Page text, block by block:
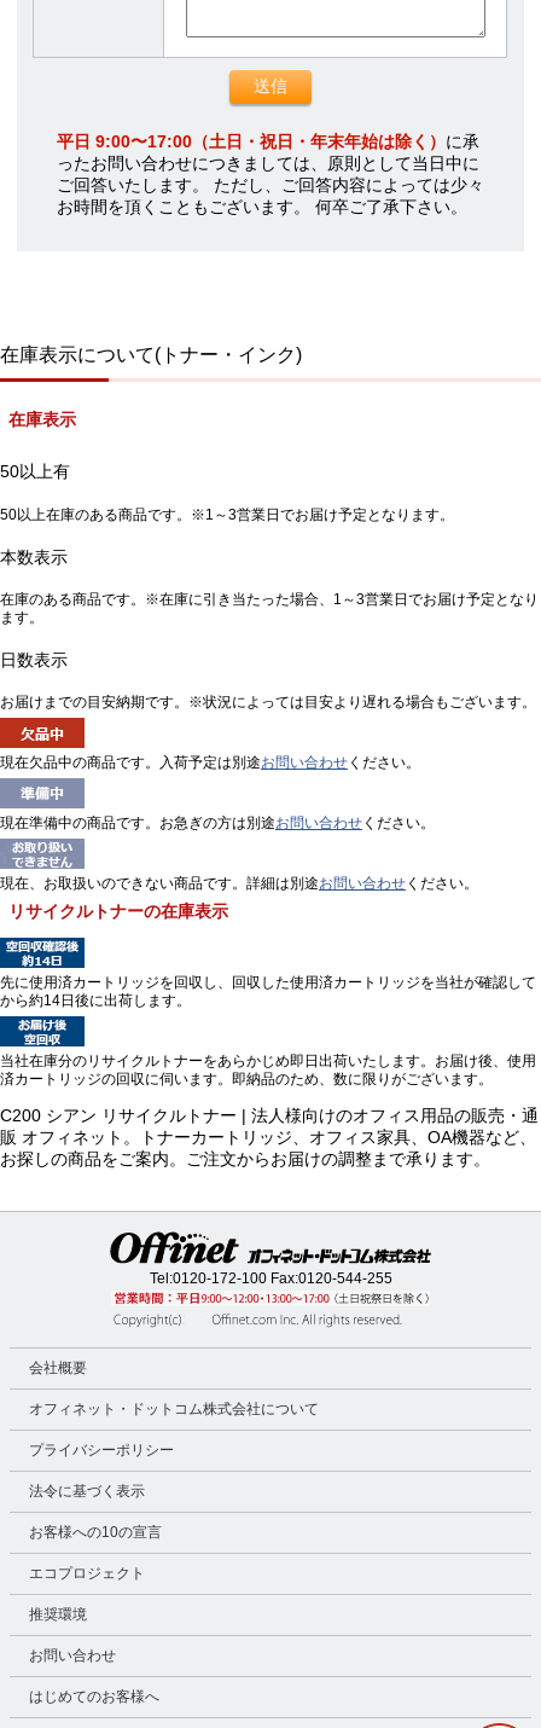
平日 9:00〜17:00（土日・祝日・年末年始は除く） に承
ったお問い合わせにつきましては、原則として当日中に
ご回答いたします。 ただし、ご回答内容によっては少々
お時間を頂くこともございます。 何卒ご了承下さい。
在庫表示について(トナー・インク)
在庫表示
50以上有
50以上在庫のある商品です。※1～3営業日でお届け予定となります。
本数表示
在庫のある商品です。※在庫に引き当たった場合、1～3営業日でお届け予定となり
ます。
日数表示
お届けまでの目安納期です。※状況によっては目安より遅れる場合もございます。
現在欠品中の商品です。入荷予定は別途お問い合わせ ください。
現在準備中の商品です。お急ぎの方は別途お問い合わせ ください。
現在、お取扱いのできない商品です。詳細は別途お問い合わせ ください。
リサイクルトナーの在庫表示
先に使用済カートリッジを回収し、回収した使用済カートリッジを当社が確認して
から約14日後に出荷します。
当社在庫分のリサイクルトナーをあらかじめ即日出荷いたします。お届け後、使用
済カートリッジの回収に伺います。即納品のため、数に限りがございます。
C200 シアン リサイクルトナー | 法人様向けのオフィス用品の販売・通
販 オフィネット。トナーカートリッジ、オフィス家具、OA機器など、
お探しの商品をご案内。ご注文からお届けの調整まで承ります。
Tel:0120-172-100Fax:0120-544-255
会社概要
オフィネット・ドットコム株式会社について
プライバシーポリシー
法令に基づく表示
お客様への10の宣言
エコプロジェクト
推奨環境
お問い合わせ
はじめてのお客様へ